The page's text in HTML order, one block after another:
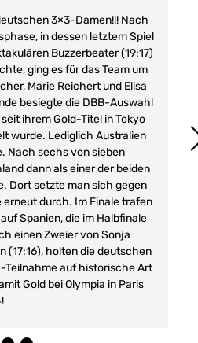
3×3-Damen!!! Nach
in dessen letztem Spiel
Buzzerbeater (19:17)
ging es für das Team um
Marie Reichert und Elisa
besiegte die DBB-Auswahl
ihrem Gold-Titel in Tokyo
wurde. Lediglich Australien
Nach sechs von sieben
dann als einer der beiden
Dort setzte man sich gegen
erneut durch. Im Finale trafen
Spanien, die im Halbfinale
einen Zweier von Sonja
(17:16), holten die deutschen
Teilnahme auf historische Art
Gold bei Olympia in Paris